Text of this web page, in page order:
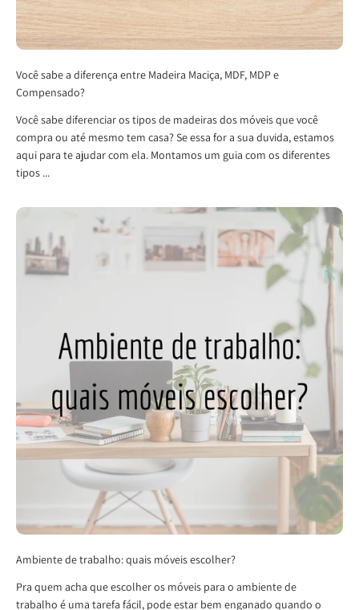
Você sabe a diferença entre Madeira Maciça, MDF, MDP e
Compensado?
Você sabe diferenciar os tipos de madeiras dos móveis que você
compra ou até mesmo tem casa? Se essa for a sua duvida, estamos
aqui para te ajudar com ela. Montamos um guia com os diferentes
tipos ...
Ambiente de trabalho: quais móveis escolher?
Pra quem acha que escolher os móveis para o ambiente de
trabalho é uma tarefa fácil, pode estar bem enganado quando o